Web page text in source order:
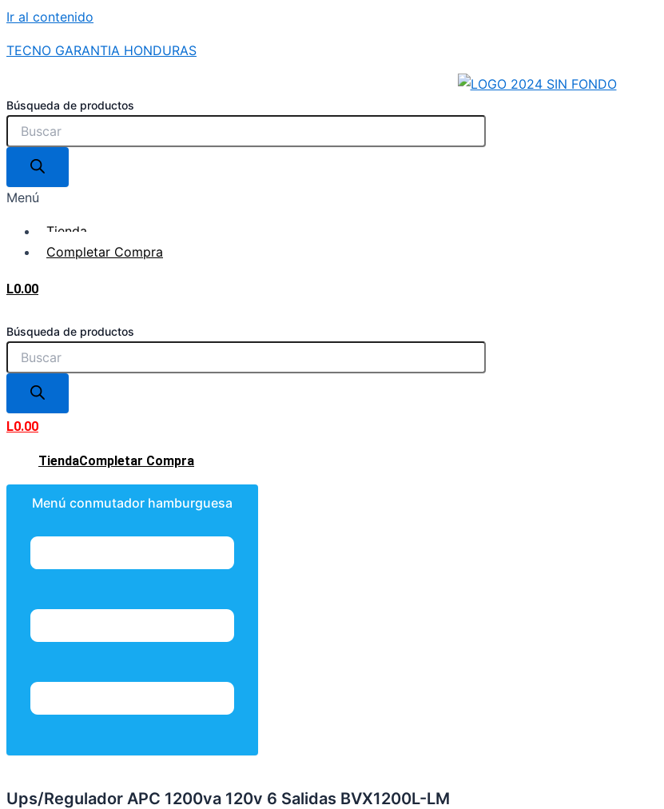
Ir al contenido
TECNO GARANTIA HONDURAS
Búsqueda de productos
Menú
Tienda
Completar Compra
L0.00
Búsqueda de productos
L0.00
TiendaCompletar Compra
Menú conmutador hamburguesa
Ups/Regulador APC 1200va 120v 6 Salidas BVX1200L-LM